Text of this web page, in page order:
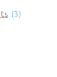
(3)